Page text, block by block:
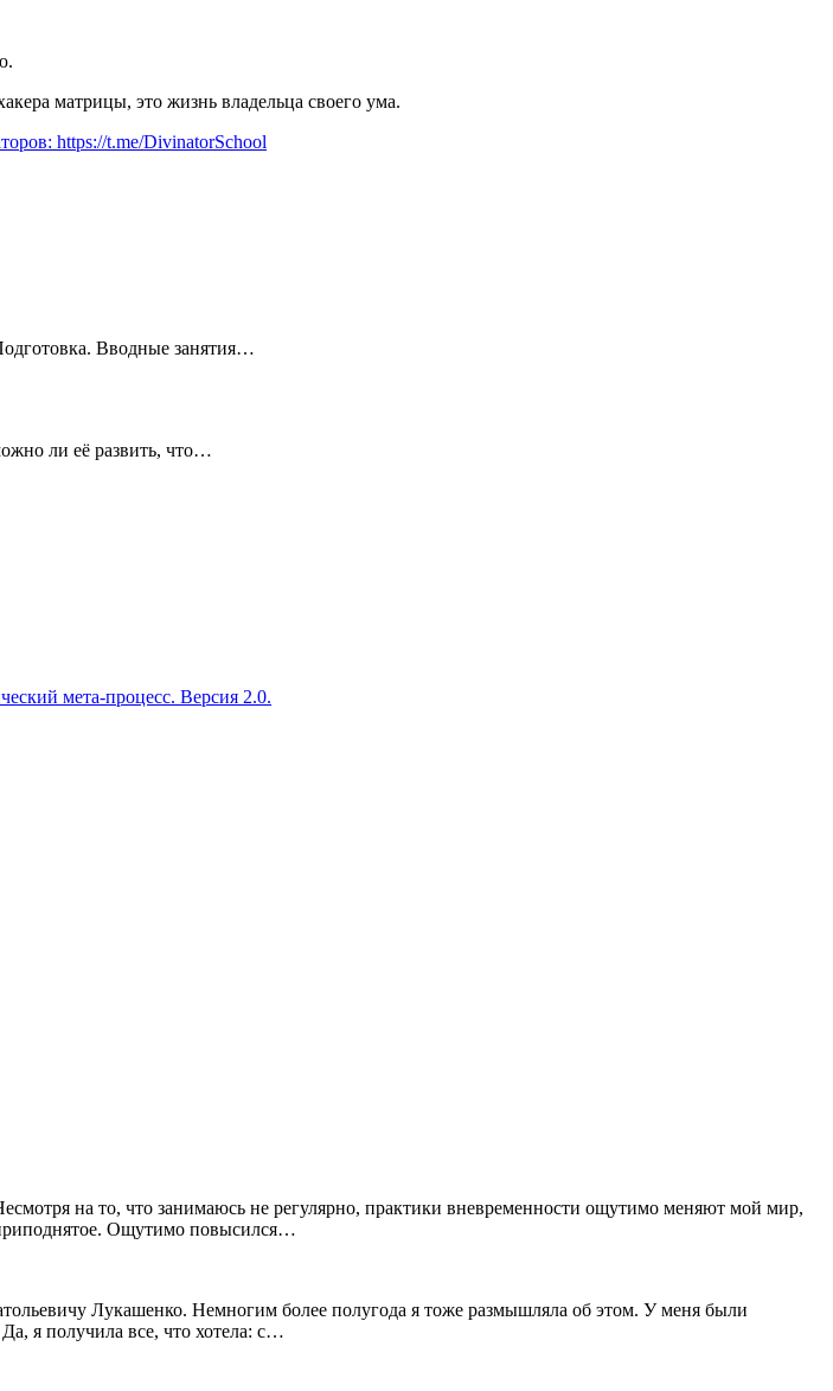
матрицы, это жизнь владельца своего ума.
https://t.me/DivinatorSchool
Вводные занятия…
ли её развить, что…
мета-процесс. Версия 2.0.
на то, что занимаюсь не регулярно, практики вневременности ощутимо меняют мой мир,
Ощутимо повысился…
Лукашенко. Немногим более полугода я тоже размышляла об этом. У меня были
я получила все, что хотела: с…